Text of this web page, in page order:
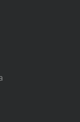
проверки